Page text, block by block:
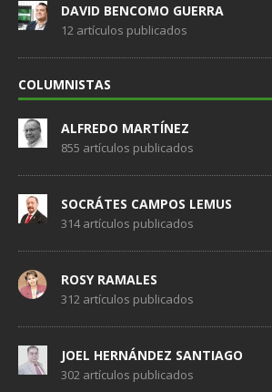
DAVID BENCOMO GUERRA
12 artículos publicados
COLUMNISTAS
ALFREDO MARTÍNEZ
855 artículos publicados
SOCRÁTES CAMPOS LEMUS
314 artículos publicados
ROSY RAMALES
312 artículos publicados
JOEL HERNÁNDEZ SANTIAGO
302 artículos publicados